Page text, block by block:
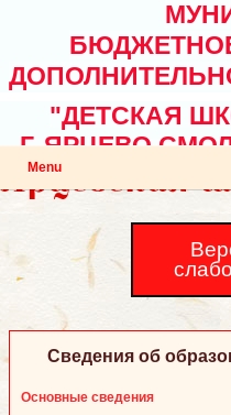
"ДЕТСКАЯ
Г. ЯРЦЕВО
Menu
Сведения об
Основные сведения